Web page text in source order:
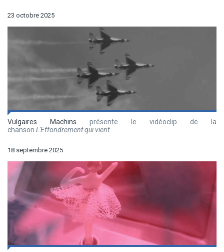
23 octobre 2025
Vulgaires Machins présente le vidéoclip de la
chanson L'Effondrement qui vient
18 septembre 2025